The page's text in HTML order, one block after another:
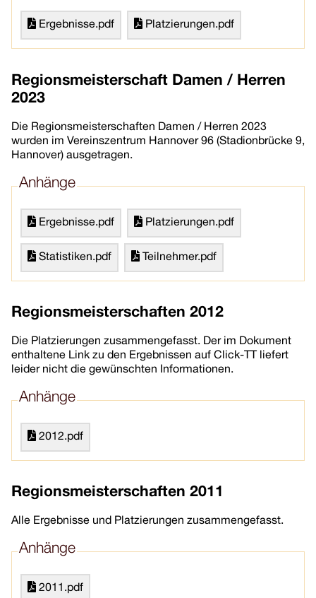
Ergebnisse.pdf Platzierungen.pdf
Regionsmeisterschaft Damen / Herren
2023
Die Regionsmeisterschaften Damen / Herren 2023
wurden im Vereinszentrum Hannover 96 (Stadionbrücke 9,
Hannover) ausgetragen.
Anhänge
Ergebnisse.pdf Platzierungen.pdf
Statistiken.pdf Teilnehmer.pdf
Regionsmeisterschaften 2012
Die Platzierungen zusammengefasst. Der im Dokument
enthaltene Link zu den Ergebnissen auf Click-TT liefert
leider nicht die gewünschten Informationen.
Anhänge
2012.pdf
Regionsmeisterschaften 2011
Alle Ergebnisse und Platzierungen zusammengefasst.
Anhänge
2011.pdf